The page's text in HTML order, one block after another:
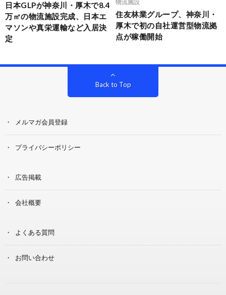
日本GLPが神奈川・厚木で8.4
万㎡の物流施設完成、日本エ
マソンや真栄運輸など入居決
定
物流施設
住友林業グループ、神奈川・
厚木で初の自社運営型物流拠
点が稼働開始
Back to Top
メルマガ会員登録
プライバシーポリシー
広告掲載
会社概要
よくある質問
お問い合わせ